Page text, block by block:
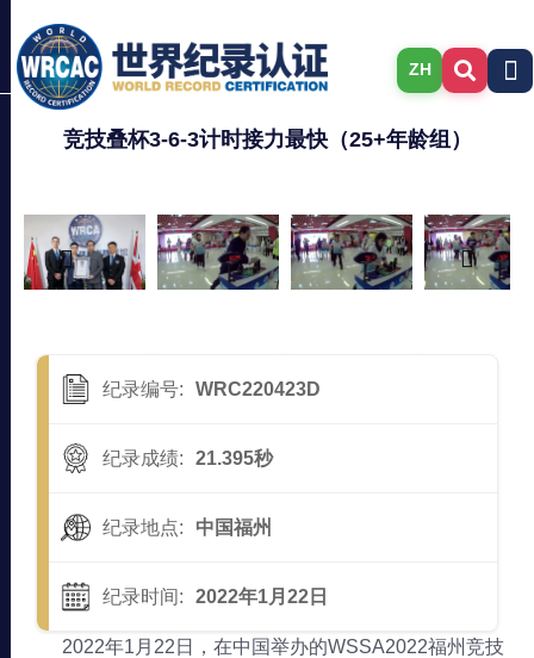
ZH
竞技叠杯3-6-3计时接力最快（25+年龄组）
纪录编号: WRC220423D
纪录成绩: 21.395秒
纪录地点: 中国福州
纪录时间: 2022年1月22日
2022年1月22日，在中国举办的WSSA2022福州竞技